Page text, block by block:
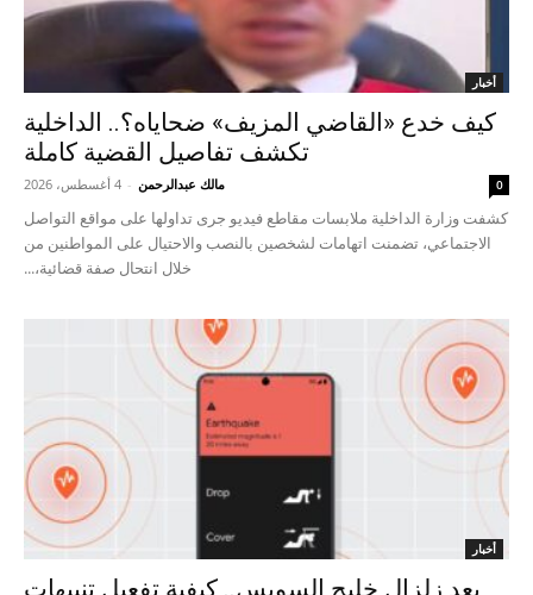
أخبار
كيف خدع «القاضي المزيف» ضحاياه؟.. الداخلية
تكشف تفاصيل القضية كاملة
مالك عبدالرحمن - 4 أغسطس، 2026 0
كشفت وزارة الداخلية ملابسات مقاطع فيديو جرى تداولها على مواقع التواصل
الاجتماعي، تضمنت اتهامات لشخصين بالنصب والاحتيال على المواطنين من
خلال انتحال صفة قضائية،...
أخبار
بعد زلزال خليج السويس.. كيفية تفعيل تنبيهات